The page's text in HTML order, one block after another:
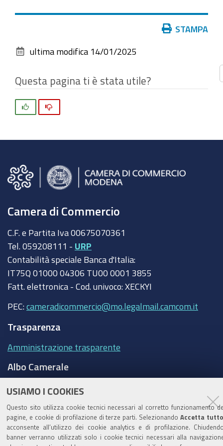
USIAMO I COOKIES
Questo sito utilizza cookie tecnici necessari al corretto funzionamento
pagine, e cookie di profilazione di terze parti. SelezionandoAccetta
acconsente all’utilizzo dei cookie analytics e di profilazione.
banner verranno utilizzati solo i cookie tecnici necessari alla
dimensioni
documento
STAMPA
ultima modifica 14/01/2025
Questa pagina ti è stata utile?
Camera di Commercio
C.F. e Partita Iva 00675070361
Tel. 059208111 - URP
Contabilità speciale Banca d'Italia:
IT75Q 01000 04306 TU00 0001 3855
Fatt. elettronica - Cod. univoco: XECKYI
PEC: cameradicommercio@mo.legalmail.camcom.it
Trasparenza
Amministrazione trasparente
Albo Camerale
Pubblicità Legale
Area riservata Amministratori
Accesso riservato agli Amministratori dell'ente